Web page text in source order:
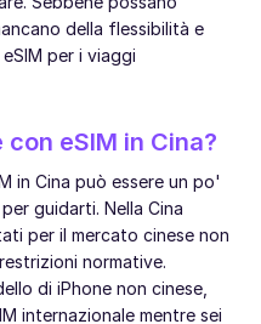
della flessibilità e
per i viaggi
eSIM in Cina?
in Cina può essere un po'
guidarti. Nella Cina
per il mercato cinese non
normative.
di iPhone non cinese,
internazionale mentre sei